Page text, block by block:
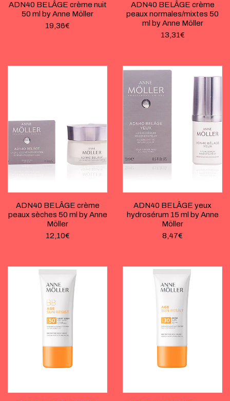
ADN40 BELÂGE crème nuit
50 ml by Anne Möller
19,36€
ADN40 BELÂGE crème
peaux normales/mixtes 50
ml by Anne Möller
13,31€
ADN40 BELÂGE crème
peaux sèches 50 ml by Anne
Möller
12,10€
ADN40 BELÂGE yeux
hydrosérum 15 ml by Anne
Möller
8,47€